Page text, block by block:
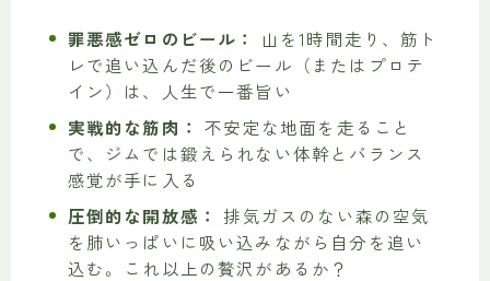
罪悪感ゼロのビール：
山を1時間走り、筋ト
レで追い込んだ後のビール（またはプロテ
イン）は、人生で一番旨い
実戦的な筋肉： 不安定な地面を走ること
で、ジムでは鍛えられない体幹とバランス
感覚が手に入る
圧倒的な開放感：
排気ガスのない森の空気
を肺いっぱいに吸い込みながら自分を追い
込む。これ以上の贅沢があるか？